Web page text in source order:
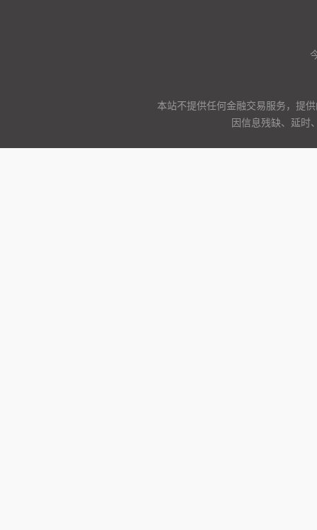
本站不提供任何金融交易服务，提
因信息残缺、延时